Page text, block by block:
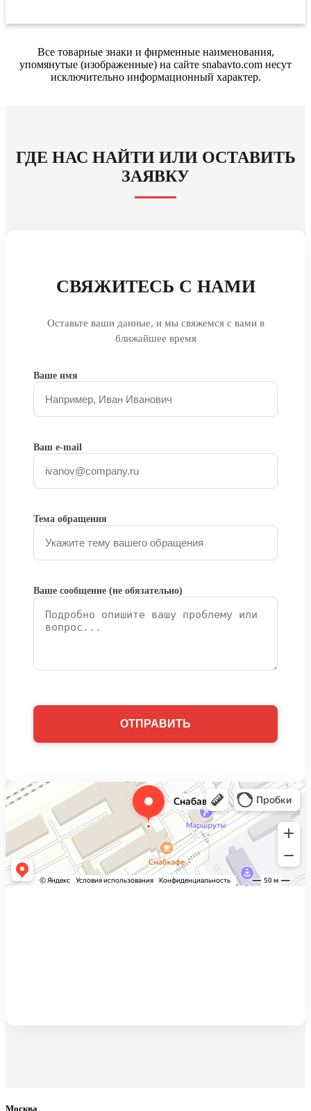
Все товарные знаки и фирменные наименования,
упомянутые (изображенные) на сайте snabavto.com несут
исключительно информационный характер.
ГДЕ НАС НАЙТИ ИЛИ ОСТАВИТЬ
ЗАЯВКУ
СВЯЖИТЕСЬ С НАМИ
Оставьте ваши данные, и мы свяжемся с вами в
ближайшее время
Ваше имя
Ваш e-mail
Тема обращения
Ваше сообщение (не обязательно)
Москва